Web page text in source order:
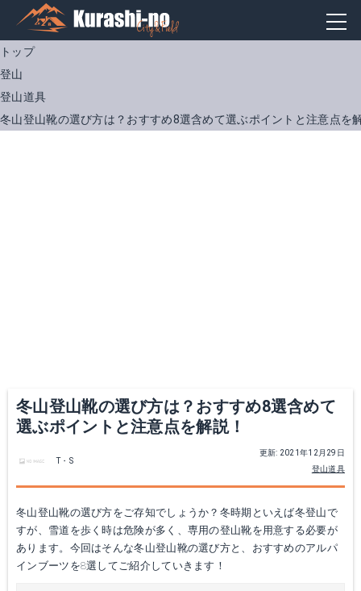
トップ
登山
登山道具
冬山登山靴の選び方は？おすすめ8選含めて選ぶポイントと注意点を
冬山登山靴の選び方は？おすすめ8選含めて
選ぶポイントと注意点を解説！
更新: 2021年12月29日
登山道具
T・S
冬山登山靴の選び方をご存知でしょうか？冬時期といえば冬登山で
すが、雪道を歩く時は危険が多く、専用の登山靴を用意する必要が
あります。今回はそんな冬山登山靴の選び方と、おすすめのアルパ
インブーツを8選してご紹介していきます！